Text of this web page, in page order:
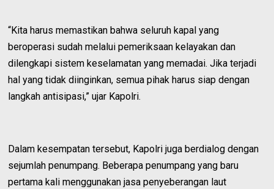
“Kita harus memastikan bahwa seluruh kapal yang
beroperasi sudah melalui pemeriksaan kelayakan dan
dilengkapi sistem keselamatan yang memadai. Jika terjadi
hal yang tidak diinginkan, semua pihak harus siap dengan
langkah antisipasi,” ujar Kapolri.
Dalam kesempatan tersebut, Kapolri juga berdialog dengan
sejumlah penumpang. Beberapa penumpang yang baru
pertama kali menggunakan jasa penyeberangan laut